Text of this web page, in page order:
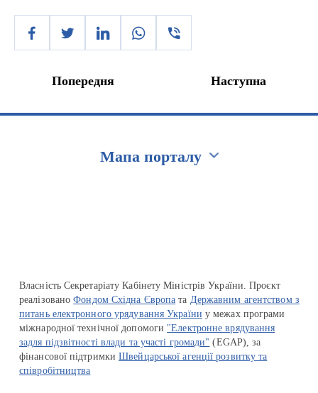
Попередня Наступна
Мапа порталу
Власність Секретаріату Кабінету Міністрів України. Проєкт
реалізованоФондом Східна Європа та Державним агентством з
питань електронного урядування України у межах програми
міжнародної технічної допомоги "Електронне врядування
задля підзвітності влади та участі громади" (EGAP), за
фінансової підтримкиШвейцарської агенції розвитку та
співробітництва